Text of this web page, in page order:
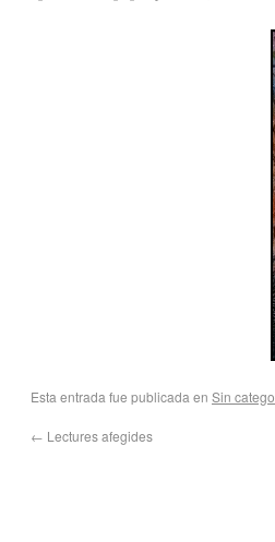
Esta entrada fue publicada en Sin
← Lectures afegides